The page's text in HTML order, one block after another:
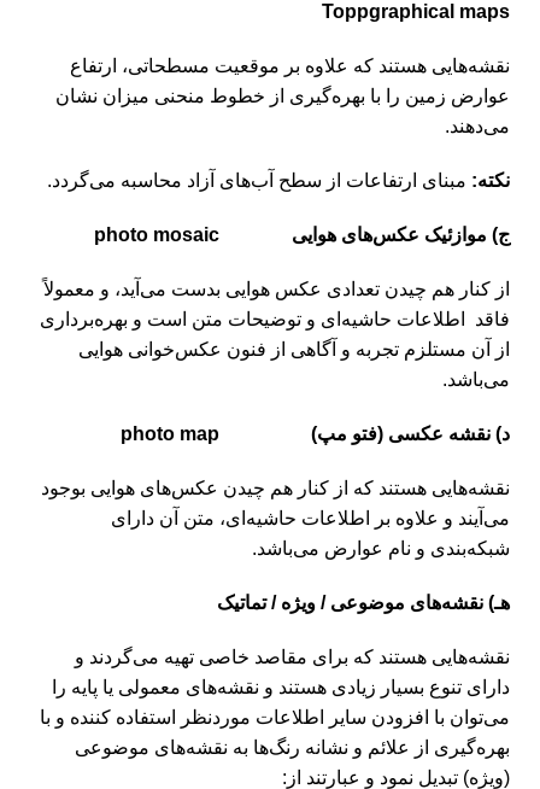
Toppgraphical maps
نقشه‌هایی هستند که علاوه بر موقعیت مسطحاتی، ارتفاع
عوارض زمین را با بهره‌گیری از خطوط منحنی میزان نشان
می‌دهند.
نکته: مبنای ارتفاعات از سطح آب‌های آزاد محاسبه می‌گردد.
ج) موازئیک عکس‌های هوایی photo mosaic
از کنار هم چیدن تعدادی عکس هوایی بدست می‌آید، و معمولاً
فاقد اطلاعات حاشیه‌ای و توضیحات متن است و بهره‌برداری
از آن مستلزم تجربه و آگاهی از فنون عکس‌خوانی هوایی
می‌باشد.
د) نقشه عکسی (فتو مپ) photo map
نقشه‌هایی هستند که از کنار هم چیدن عکس‌های هوایی بوجود
می‌آیند و علاوه بر اطلاعات حاشیه‌ای، متن آن دارای
شبکه‌بندی و نام عوارض می‌باشد.
هـ) نقشه‌های موضوعی / ویژه / تماتیک
نقشه‌هایی هستند که برای مقاصد خاصی تهیه می‌گردند و
دارای تنوع بسیار زیادی هستند و نقشه‌های معمولی یا پایه را
می‌توان با افزودن سایر اطلاعات موردنظر استفاده کننده و با
بهره‌گیری از علائم و نشانه رنگ‌ها به نقشه‌های موضوعی
(ویژه) تبدیل نمود و عبارتند از: